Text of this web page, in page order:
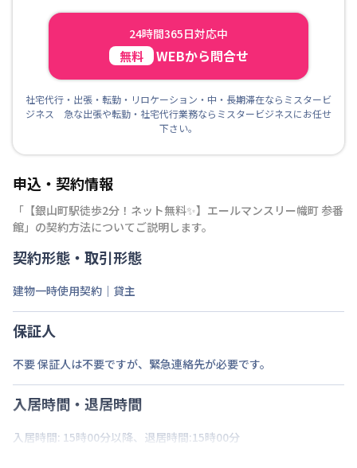
24時間365日対応中
無料 WEBから問合せ
社宅代行・出張・転勤・リロケーション・中・長期滞在ならミスタービ
ジネス 急な出張や転勤・社宅代行業務ならミスタービジネスにお任せ
下さい。
申込・契約情報
「 【銀山町駅徒歩2分！ネット無料✨】エールマンスリー幟町 参番
館 」の契約方法についてご説明します。
契約形態・取引形態
建物一時使用契約｜貸主
保証人
不要 保証人は不要ですが、緊急連絡先が必要です。
入居時間・退居時間
入居時間: 15時00分以降、退居時間:15時00分